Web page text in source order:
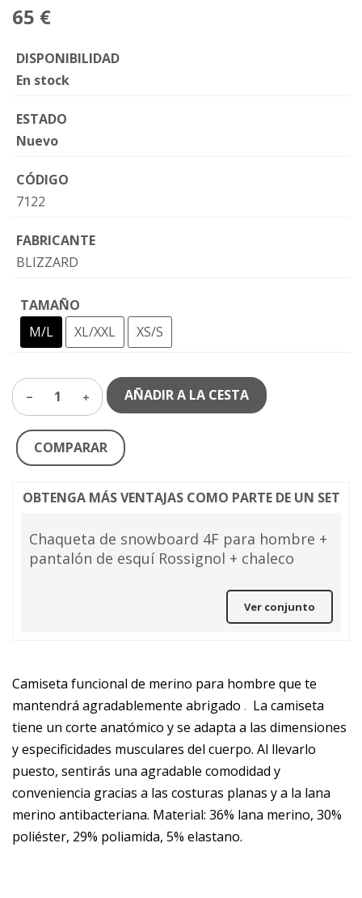
65 €
DISPONIBILIDAD
En stock
ESTADO
Nuevo
CÓDIGO
7122
FABRICANTE
BLIZZARD
TAMAÑO
M/L
XL/XXL XS/S
1 AÑADIR A LA CESTA
COMPARAR
OBTENGA MÁS VENTAJAS COMO PARTE DE UN SET
Chaqueta de snowboard 4F para hombre +
pantalón de esquí Rossignol + chaleco
Ver conjunto
Camiseta funcional de merino para hombre que te
mantendrá agradablemente abrigado . La camiseta
tiene un corte anatómico y se adapta a las dimensiones
y especificidades musculares del cuerpo. Al llevarlo
puesto, sentirás una agradable comodidad y
conveniencia gracias a las costuras planas y a la lana
merino antibacteriana. Material: 36% lana merino, 30%
poliéster, 29% poliamida, 5% elastano.